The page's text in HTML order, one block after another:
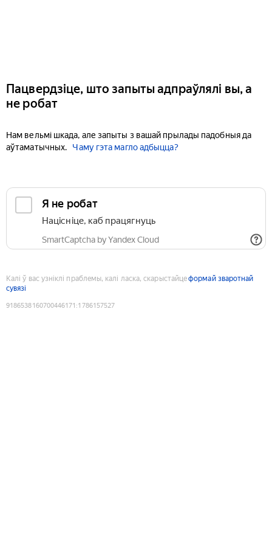
Пацвердзіце, што запыты адпраўлялі вы, а
не робат
Нам вельмі шкада, але запыты з вашай прылады падобныя да
аўтаматычных.
Чаму гэта магло адбыцца?
Я не робат
Націсніце, каб працягнуць
SmartCaptcha by Yandex Cloud
Калі ў вас узніклі праблемы, калі ласка, скарыстайцеформай зваротнай
сувязі
9186538160700446171 :1786157527